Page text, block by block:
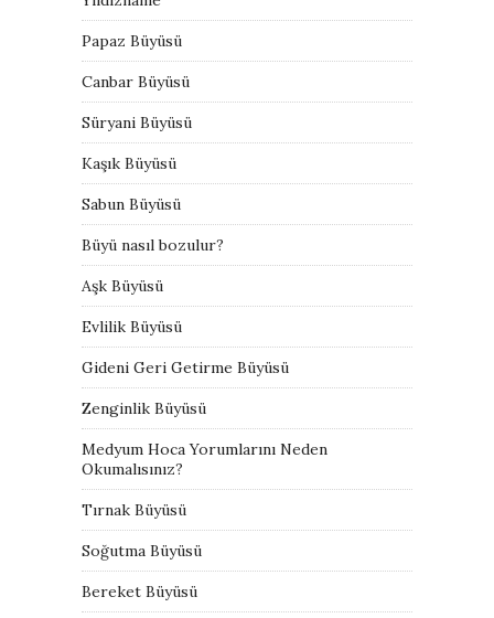
Papaz Büyüsü
Canbar Büyüsü
Süryani Büyüsü
Kaşık Büyüsü
Sabun Büyüsü
Büyü nasıl bozulur?
Aşk Büyüsü
Evlilik Büyüsü
Gideni Geri Getirme Büyüsü
Zenginlik Büyüsü
Medyum Hoca Yorumlarını Neden
Okumalısınız?
Tırnak Büyüsü
Soğutma Büyüsü
Bereket Büyüsü